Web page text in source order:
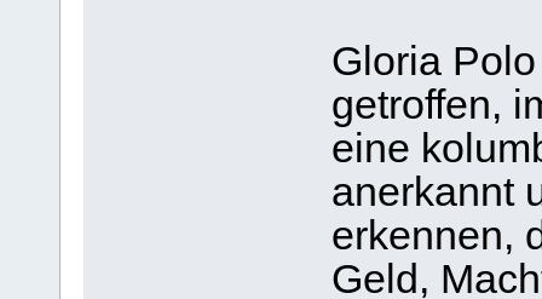
Gloria
getroffen,
eine
anerkannt
erkennen,
Geld,